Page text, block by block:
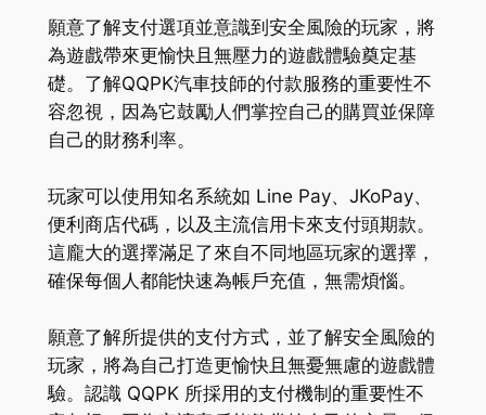
願意了解支付選項並意識到安全風險的玩家，將
為遊戲帶來更愉快且無壓力的遊戲體驗奠定基
礎。了解QQPK汽車技師的付款服務的重要性不
容忽視，因為它鼓勵人們掌控自己的購買並保障
自己的財務利率。
玩家可以使用知名系統如 Line Pay、JKoPay、
便利商店代碼，以及主流信用卡來支付頭期款。
這龐大的選擇滿足了來自不同地區玩家的選擇，
確保每個人都能快速為帳戶充值，無需煩惱。
願意了解所提供的支付方式，並了解安全風險的
玩家，將為自己打造更愉快且無憂無慮的遊戲體
驗。認識 QQPK 所採用的支付機制的重要性不